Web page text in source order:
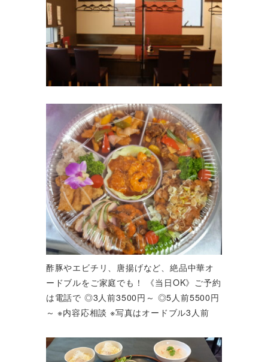
酢豚やエビチリ、唐揚げなど、絶品中華オ
ードブルをご家庭でも！ 《当日OK》ご予約
は電話で ◎3人前3500円～ ◎5人前5500円
～ ※内容応相談 ※写真はオードブル3人前